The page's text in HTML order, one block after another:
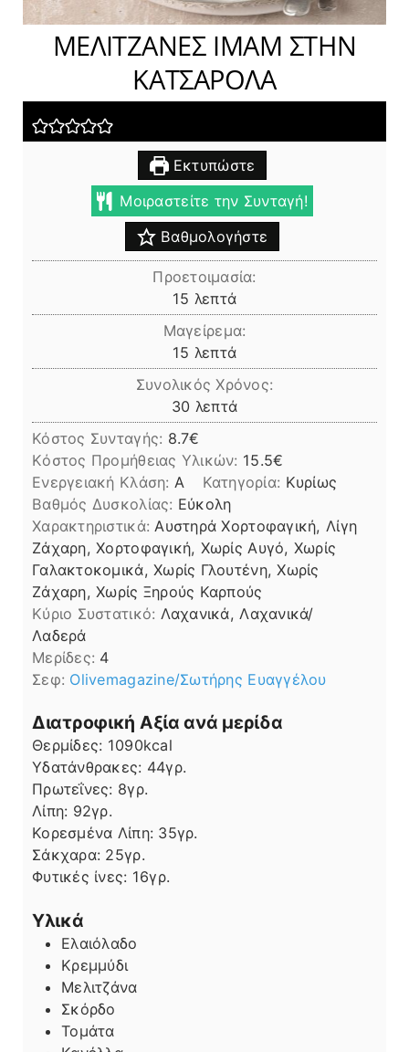
ΜΕΛΙΤΖΑΝΕΣ ΙΜΑΜ ΣΤΗΝ
ΚΑΤΣΑΡΟΛΑ
Εκτυπώστε
Μοιραστείτε την Συνταγή!
Βαθμολογήστε
Προετοιμασία:
15 λεπτά
λεπτά
Μαγείρεμα:
15 λεπτά
λεπτά
Συνολικός Χρόνος:
30 λεπτά
λεπτά
Κόστος Συνταγής: 8.7€
Kόστος Προμήθειας Υλικών: 15.5
Ενεργειακή Κλάση: A Κατηγορία: Κυρίως
Βαθμός Δυσκολίας: Εύκολη
Χαρακτηριστικά: Αυστηρά Χορτοφαγική, Λίγη
Ζάχαρη, Χορτοφαγική, Χωρίς Αυγό, Χωρίς
Γαλακτοκομικά, Χωρίς Γλουτένη, Χωρίς
Ζάχαρη, Χωρίς Ξηρούς Καρπούς
Kύριο Συστατικό: Λαχανικά, Λαχανικά/
Λαδερά
Μερίδες: 4
Σεφ: Olivemagazine/Σωτήρης Ευαγγέλου
Διατροφική Αξία ανά μερίδα
Θερμίδες: 1090kcal
Υδατάνθρακες: 44γρ.
Πρωτεΐνες: 8γρ.
Λίπη
Λίπη: 92γρ.
Κορεσμένα Λίπη: 35γρ.
Σάκχαρα: 25γρ.
Φυτικές ίνες: 16γρ.
Υλικά
Ελαιόλαδο
Κρεμμύδι
Μελιτζάνα
Σκόρδο
Τομάτα